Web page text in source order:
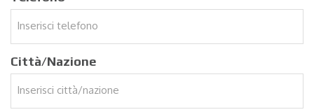
Città/Nazione